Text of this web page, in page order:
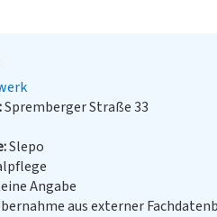
Spremberger Straße 33
Slepo
Angabe
aus externer